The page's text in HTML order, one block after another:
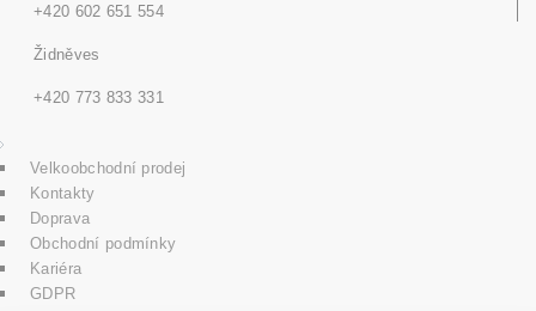
+420 602 651 554
Židněves
+420 773 833 331
Velkoobchodní prodej
Kontakty
Doprava
Obchodní podmínky
Kariéra
GDPR